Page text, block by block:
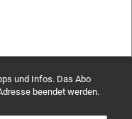
und Infos. Das Abo
beendet werden.